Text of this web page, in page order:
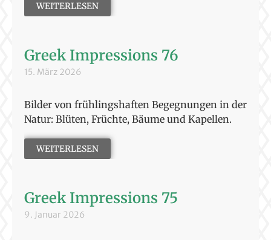
WEITERLESEN
Greek Impressions 76
15. März 2026
Bilder von frühlingshaften Begegnungen in der
Natur: Blüten, Früchte, Bäume und Kapellen.
WEITERLESEN
Greek Impressions 75
9. Januar 2026